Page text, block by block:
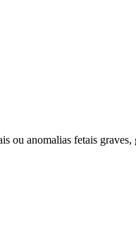
ou anomalias fetais